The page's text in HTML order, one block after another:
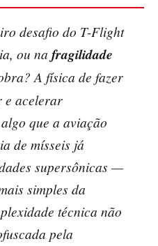
desafio do T-Flight
ou nafragilidade
A física de fazer
e acelerar
que a aviação
de mísseis já
supersônicas —
simples da
técnica não
pela